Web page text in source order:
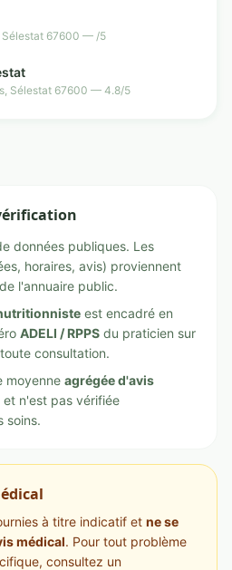
Sélestat 67600 — /5
Sélestat 67600 — 4.8/5
données publiques. Les
horaires, avis) proviennent
l'annuaire public.
est encadré en
ADELI / RPPS du praticien sur
consultation.
moyenne agrégée d'avis
et n'est pas vérifiée
soins.
à titre indicatif et ne se
médical. Pour tout problème
consultez un